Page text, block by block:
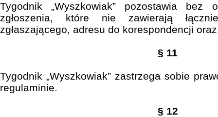
Tygodnik „Wyszkowiak” pozostawia bez
zgłoszenia, które nie zawierają
zgłaszającego, adresu do korespondencji
§ 11
Tygodnik „Wyszkowiak” zastrzega sobie
regulaminie.
§ 12